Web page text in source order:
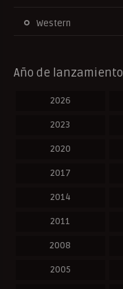
Western
Año de lanzamiento
2026
2023
2020
2017
2014
2011
2008
2005